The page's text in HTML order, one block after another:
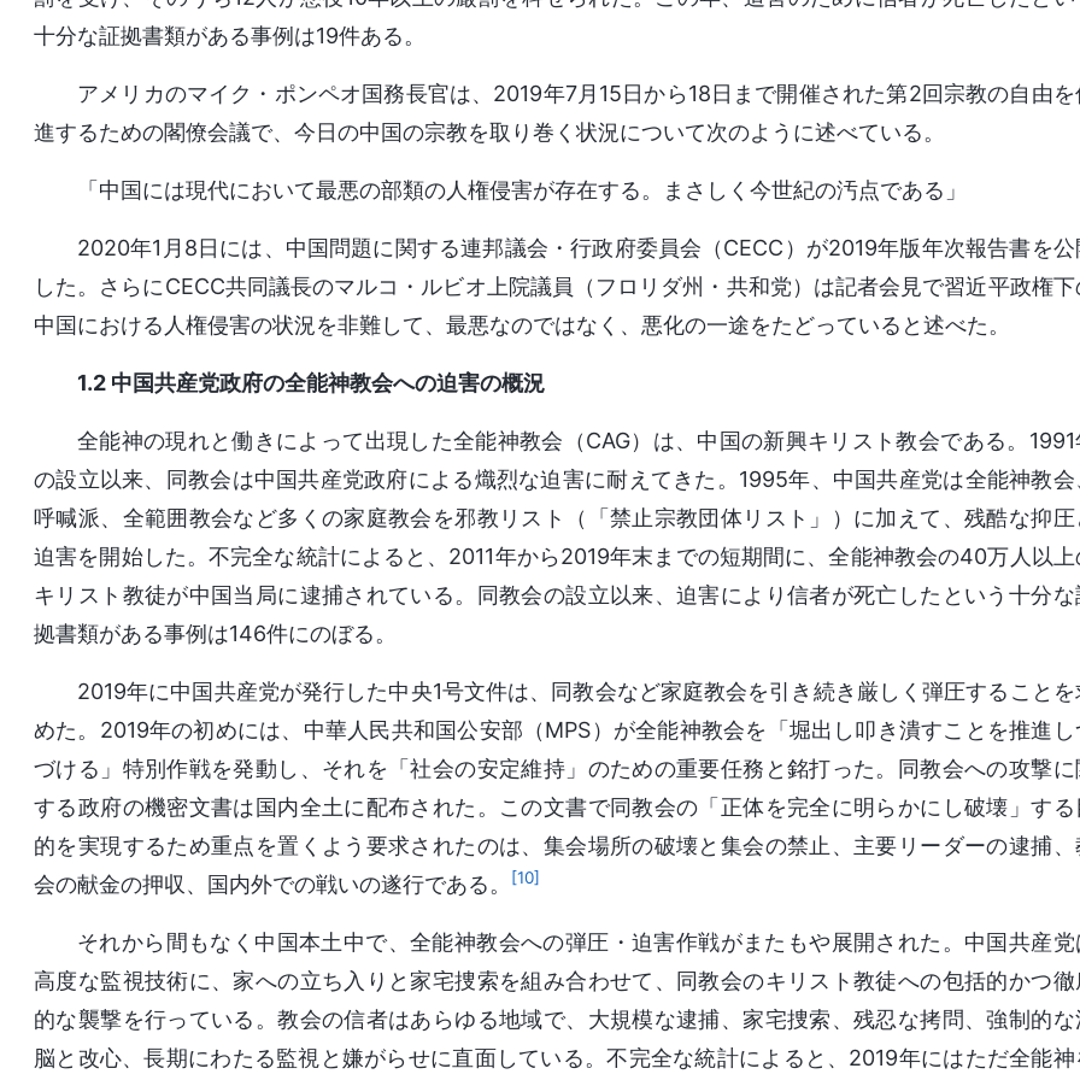
十分な証拠書類がある事例は19件ある。
アメリカのマイク・ポンペオ国務長官は、2019年7月15日から18日まで開催された第2回宗教の自由を
進するための閣僚会議で、今日の中国の宗教を取り巻く状況について次のように述べている。
「中国には現代において最悪の部類の人権侵害が存在する。まさしく今世紀の汚点である」
2020年1月8日には、中国問題に関する連邦議会・行政府委員会（CECC）が2019年版年次報告書を公
した。さらにCECC共同議長のマルコ・ルビオ上院議員（フロリダ州・共和党）は記者会見で習近平政権下
中国における人権侵害の状況を非難して、最悪なのではなく、悪化の一途をたどっていると述べた。
1.2 中国共産党政府の全能神教会への迫害の概況
全能神の現れと働きによって出現した全能神教会（CAG）は、中国の新興キリスト教会である。1991
の設立以来、同教会は中国共産党政府による熾烈な迫害に耐えてきた。1995年、中国共産党は全能神教会
呼喊派、全範囲教会など多くの家庭教会を邪教リスト（「禁止宗教団体リスト」）に加えて、残酷な抑圧
迫害を開始した。不完全な統計によると、2011年から2019年末までの短期間に、全能神教会の40万人以上
キリスト教徒が中国当局に逮捕されている。同教会の設立以来、迫害により信者が死亡したという十分な
拠書類がある事例は146件にのぼる。
2019年に中国共産党が発行した中央1号文件は、同教会など家庭教会を引き続き厳しく弾圧することを
めた。2019年の初めには、中華人民共和国公安部（MPS）が全能神教会を「堀出し叩き潰すことを推進し
づける」特別作戦を発動し、それを「社会の安定維持」のための重要任務と銘打った。同教会への攻撃に
する政府の機密文書は国内全土に配布された。この文書で同教会の「正体を完全に明らかにし破壊」する
的を実現するため重点を置くよう要求されたのは、集会場所の破壊と集会の禁止、主要リーダーの逮捕、
会の献金の押収、国内外での戦いの遂行である。
[10]
それから間もなく中国本土中で、全能神教会への弾圧・迫害作戦がまたもや展開された。中国共産党
高度な監視技術に、家への立ち入りと家宅捜索を組み合わせて、同教会のキリスト教徒への包括的かつ徹
的な襲撃を行っている。教会の信者はあらゆる地域で、大規模な逮捕、家宅捜索、残忍な拷問、強制的な
脳と改心、長期にわたる監視と嫌がらせに直面している。不完全な統計によると、2019年にはただ全能神